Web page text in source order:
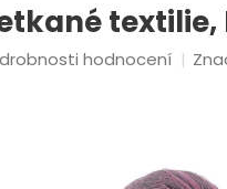
textilie,
hodnocení